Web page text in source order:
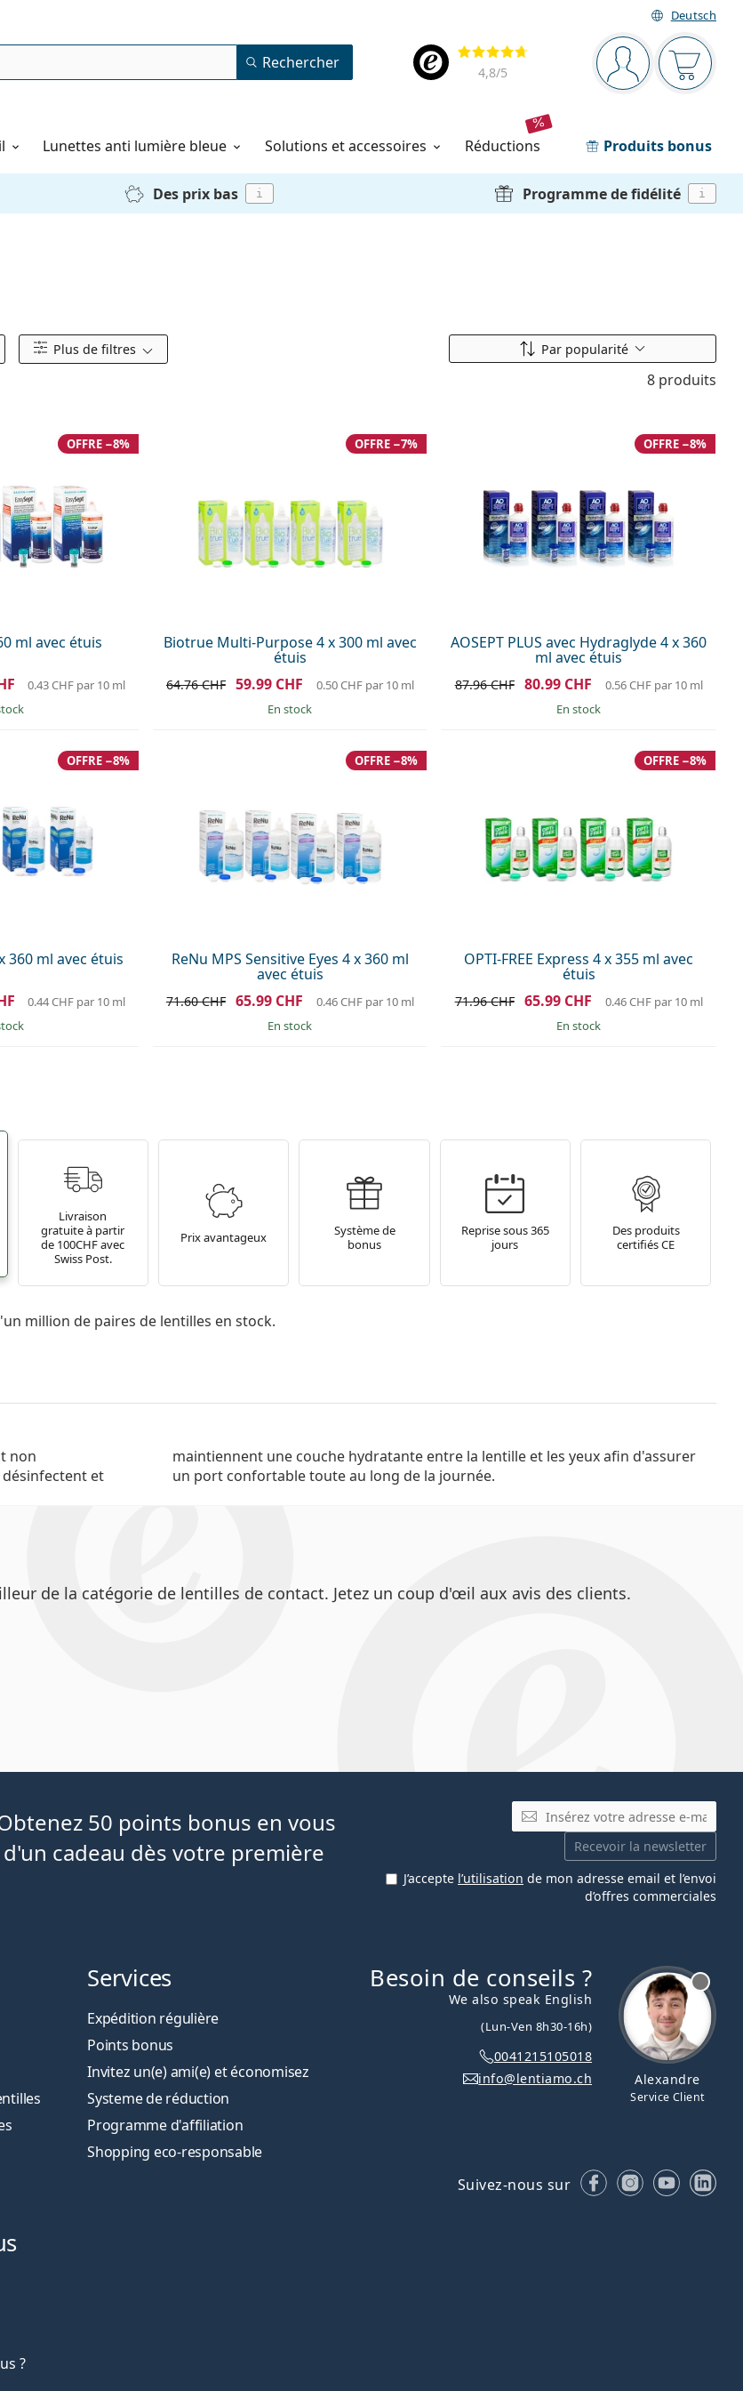
Deutsch
Barre de navigation
Vous êtesVotre
Évaluation
4,8/5
Rechercher
Lunettes anti lumière bleue Solutions et accessoires réductions Produits bonus
Des prix bas i Programme de fidélité i
Plus de filtres Classer par
Par popularité
8 produits
ml avec étuis
OFFRE −8%
0.43 CHF par 10 ml
Biotrue Multi-Purpose 4 x 300 ml avec
étuis
OFFRE −7%
64.76 CHF 59.99 CHF 0.50 CHFpar 10 ml
en stock
AOSEPT PLUS avec Hydraglyde 4 x 360
ml avec étuis
OFFRE −8%
87.96 CHF 80.99 CHF 0.56 CHFpar 10 ml
en stock
360 ml avec étuis
OFFRE −8%
0.44 CHF par 10 ml
ReNu MPS Sensitive Eyes 4 x 360 ml
avec étuis
OFFRE −8%
71.60 CHF 65.99 CHF 0.46 CHFpar 10 ml
en stock
OPTI-FREE Express 4 x 355 ml avec
étuis
OFFRE −8%
71.96 CHF 65.99 CHF 0.46 CHFpar 10 ml
en stock
Livraison
gratuite à partir
de 100CHF avec
Swiss Post.
Prix avantageux
Système de
bonus
Reprise sous 365
jours
Des produits
certifiés CE
million de paires de lentilles en stock.
non
et
un port confortable toute au long de la journée.
de la catégorie de lentilles de contact. Jetez un coup d'œil aux avis des clients.
50 points bonus en vous
cadeau dès votre première
E-mail
Recevoir la newsletter
J’accepte l’utilisation de mon adresse email et l’envoi
d’offres commerciales
Alexandre
Service Client
Besoin de conseils ?
We also speak English
(Lun-Ven 8h30-16h)
0041215105018
info@lentiamo.ch
Services
Expédition régulière
Points bonus
Invitez un(e) ami(e) et économisez
Systeme de réduction
Programme d'affiliation
Shopping eco-responsable
?
Suivez-nous sur FacebookInstagram
YouTube